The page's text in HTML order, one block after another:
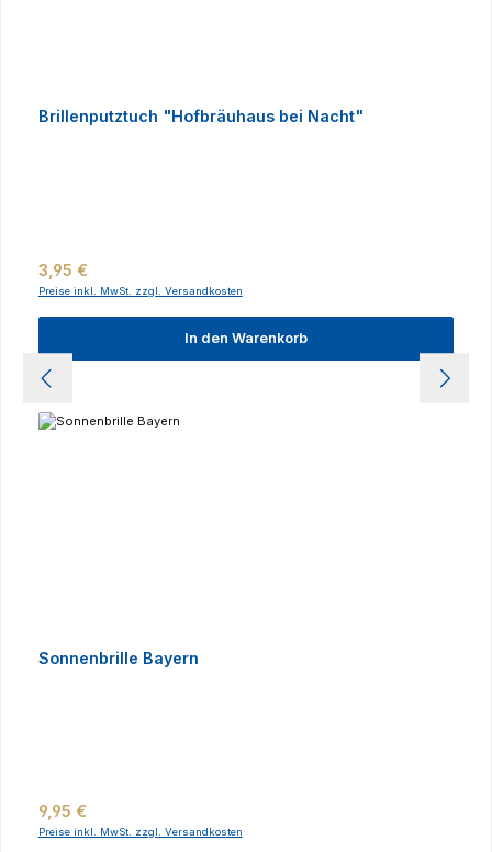
Brillenputztuch "Hofbräuhaus bei Nacht"
Regulärer Preis:
3,95 €
Preise inkl. MwSt. zzgl. Versandkosten
In den Warenkorb
Sonnenbrille Bayern
Regulärer Preis:
9,95 €
Preise inkl. MwSt. zzgl. Versandkosten